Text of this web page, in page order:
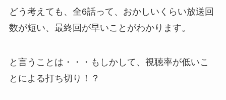
どう考えても、全6話って、おかしいくらい放送回
数が短い、最終回が早いことがわかります。
と言うことは・・・もしかして、視聴率が低いこ
とによる打ち切り！？